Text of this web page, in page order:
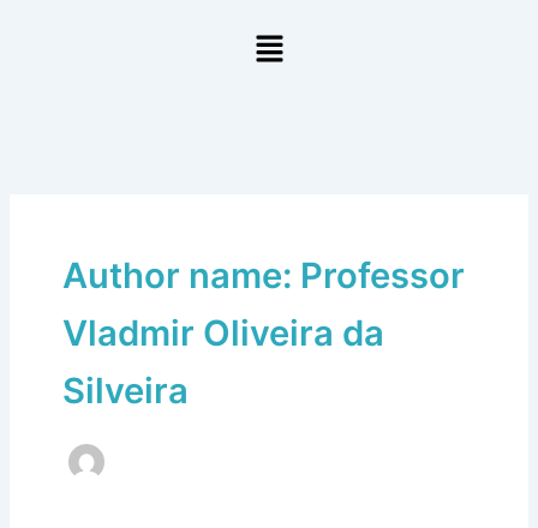
Menu
Author name: Professor
Vladmir Oliveira da
Silveira